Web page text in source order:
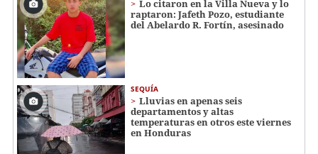
Lo citaron en la Villa Nueva y lo
raptaron: Jafeth Pozo, estudiante
del Abelardo R. Fortín, asesinado
SEQUÍA
Lluvias en apenas seis
departamentos y altas
temperaturas en otros este viernes
en Honduras